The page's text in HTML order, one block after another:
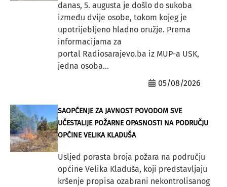
danas, 5. augusta je došlo do sukoba
između dvije osobe, tokom kojeg je
upotrijebljeno hladno oružje. Prema
informacijama za
portal Radiosarajevo.ba iz MUP-a USK,
jedna osoba...
05/08/2026
SAOPĆENJE ZA JAVNOST POVODOM SVE
UČESTALIJE POŽARNE OPASNOSTI NA PODRUČJU
OPĆINE VELIKA KLADUŠA
Usljed porasta broja požara na području
općine Velika Kladuša, koji predstavljaju
kršenje propisa ozabrani nekontrolisanog